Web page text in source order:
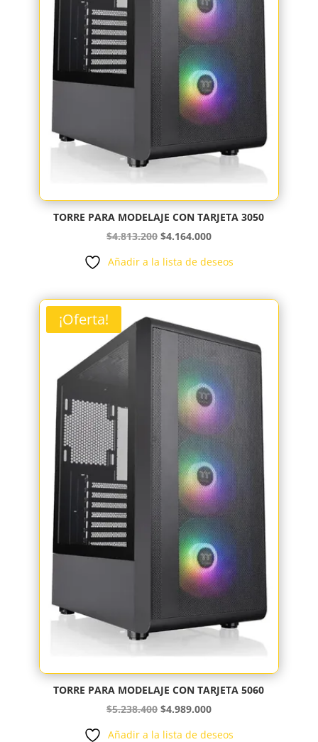
TORRE PARA MODELAJE CON TARJETA 3050
$4.813.200 El
$4.164.000El
Añadir a la lista de deseos
¡Oferta!
TORRE PARA MODELAJE CON TARJETA 5060
$5.238.400 El
$4.989.000El
Añadir a la lista de deseos